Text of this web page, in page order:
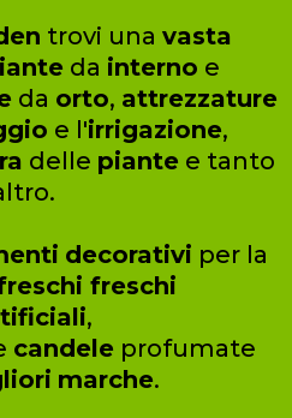
trovi una vasta
da interno e
da orto, attrezzature
e l'irrigazione,
delle piante e tanto
decorativi per la
freschi
,
candele profumate
marche.